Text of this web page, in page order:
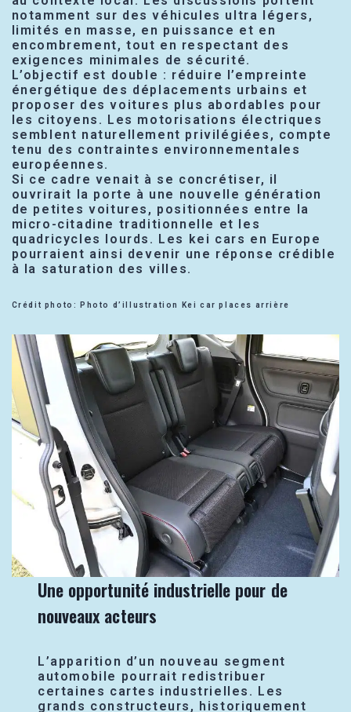
notamment sur des véhicules ultra légers,
limités en masse, en puissance et en
encombrement, tout en respectant des
exigences minimales de sécurité.
L’objectif est double : réduire l’empreinte
énergétique des déplacements urbains et
proposer des voitures plus abordables pour
les citoyens. Les motorisations électriques
semblent naturellement privilégiées, compte
tenu des contraintes environnementales
européennes.
Si ce cadre venait à se concrétiser, il
ouvrirait la porte à une nouvelle génération
de petites voitures, positionnées entre la
micro-citadine traditionnelle et les
quadricycles lourds. Les kei cars en Europe
pourraient ainsi devenir une réponse crédible
à la saturation des villes.
Crédit photo: Photo d’illustration Kei car places arrière
Une opportunité industrielle pour de
nouveaux acteurs
L’apparition d’un nouveau segment
automobile pourrait redistribuer
certaines cartes industrielles. Les
grands constructeurs, historiquement